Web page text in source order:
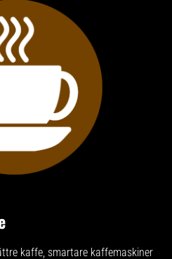
kaffe, smartare kaffemaskiner